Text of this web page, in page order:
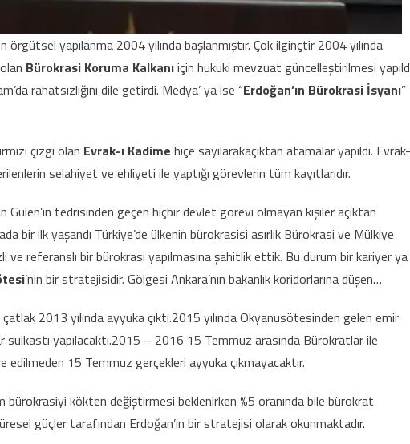
örgütsel yapılanma 2004 yılında başlanmıştır. Çok ilginçtir 2004 yılında
Bürokrasi Koruma Kalkanıiçin hukuki mevzuat güncelleştirilmesi
rahatsızlığını dile getirdi. Medya’ ya ise “Erdoğan’ın Bürokrasi İsyanı”
çizgi olan Evrak-ı Kadime hiçe sayılarakaçıktan atamalar yapıldı.
selahiyet ve ehliyeti ile yaptığı görevlerin tüm kayıtlarıdır.
Gülen’in tedrisinden geçen hiçbir devlet görevi olmayan kişiler açıktan
bir ilk yaşandı Türkiye’de ülkenin bürokrasisi asırlık Bürokrasi ve Mülkiye
referanslı bir bürokrasi yapılmasına şahitlik ettik. Bu durum bir kariyer ya
’nin bir stratejisidir. Gölgesi Ankara’nın bakanlık koridorlarına düşen…
2013 yılında ayyuka çıktı.2015 yılında Okyanusötesinden gelen emir
suikastı yapılacaktı.2015 – 2016 15 Temmuz arasında Bürokratlar ile
15 Temmuz gerçekleri ayyuka çıkmayacaktır.
bürokrasiyi kökten değiştirmesi beklenirken %5 oranında bile bürokrat
güçler tarafından Erdoğan’ın bir stratejisi olarak okunmaktadır.